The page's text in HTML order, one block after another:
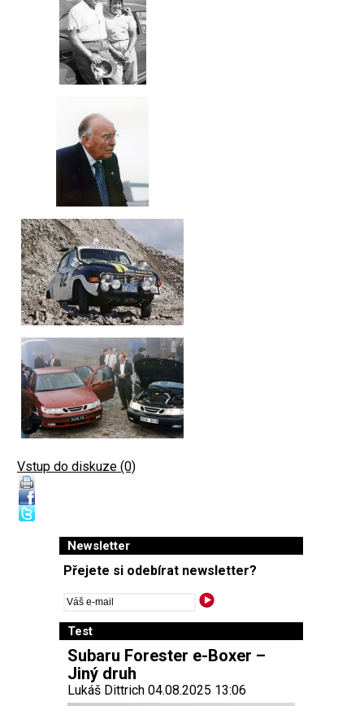
Vstup do diskuze (0)
Newsletter
Přejete si odebírat newsletter?
Test
Subaru Forester e-Boxer –
Jiný druh
Lukáš Dittrich 04.08.2025 13:06